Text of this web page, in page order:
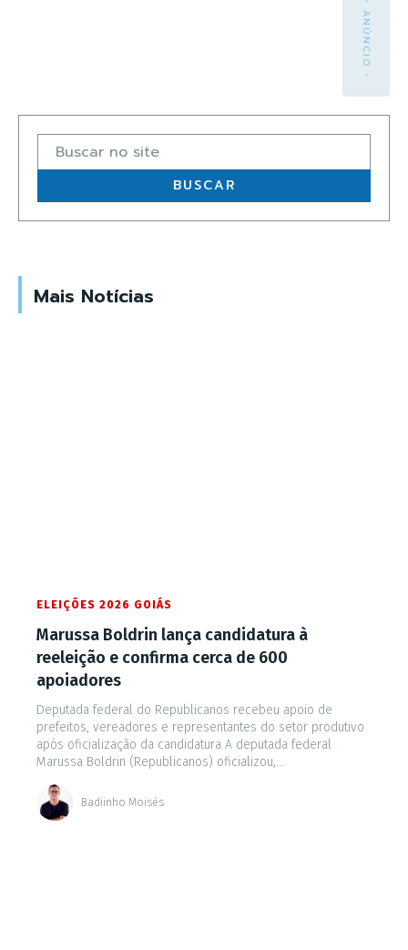
- ANÚNCIO -
Buscar no site
BUSCAR
Mais Notícias
ELEIÇÕES 2026 GOIÁS
Marussa Boldrin lança candidatura à
reeleição e confirma cerca de 600
apoiadores
Deputada federal do Republicanos recebeu apoio de
prefeitos, vereadores e representantes do setor produtivo
após oficialização da candidatura A deputada federal
Marussa Boldrin (Republicanos) oficializou,...
Badiinho Moisés